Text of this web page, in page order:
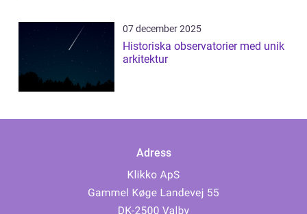
07 december 2025
Historiska observatorier med unik
arkitektur
Adress